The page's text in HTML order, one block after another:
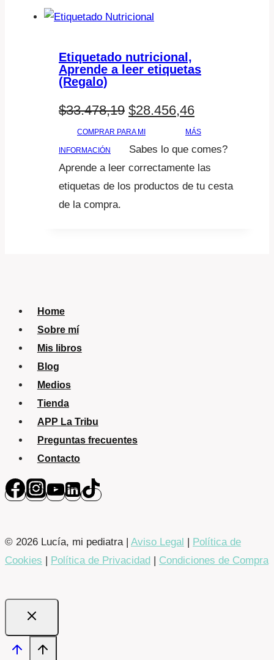
era:
Etiquetado nutricional,
Aprende a leer etiquetas
(Regalo)
$33.478,19 El
precio
original
era:
$28.456,46El
precio
actual
es:
COMPRAR PARA MI MÁS
INFORMACIÓN
Sabes lo que comes?
Aprende a leer correctamente las
etiquetas de los productos de tu cesta
de la compra.
Home
Sobre mí
Mis libros
Blog
Medios
Tienda
APP La Tribu
Preguntas frecuentes
Contacto
© 2026 Lucía, mi pediatra | Aviso Legal | Política de
Cookies | Política de Privacidad | Condiciones de Compra